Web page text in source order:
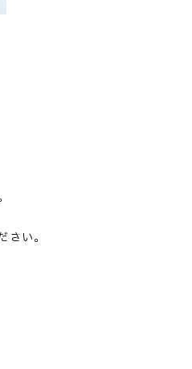
い。